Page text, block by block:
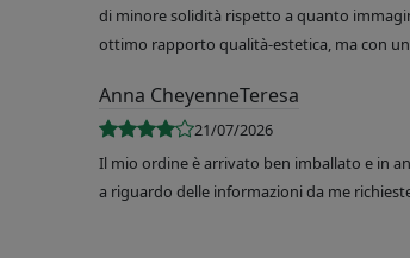
di minore solidità rispetto a quanto
ottimo rapporto qualità-estetica, ma con
Anna CheyenneTeresa
21/07/2026
Il mio ordine è arrivato ben imballato e in
a riguardo delle informazioni da me